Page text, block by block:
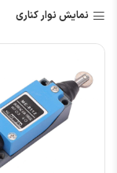
نمایش نوار کناری